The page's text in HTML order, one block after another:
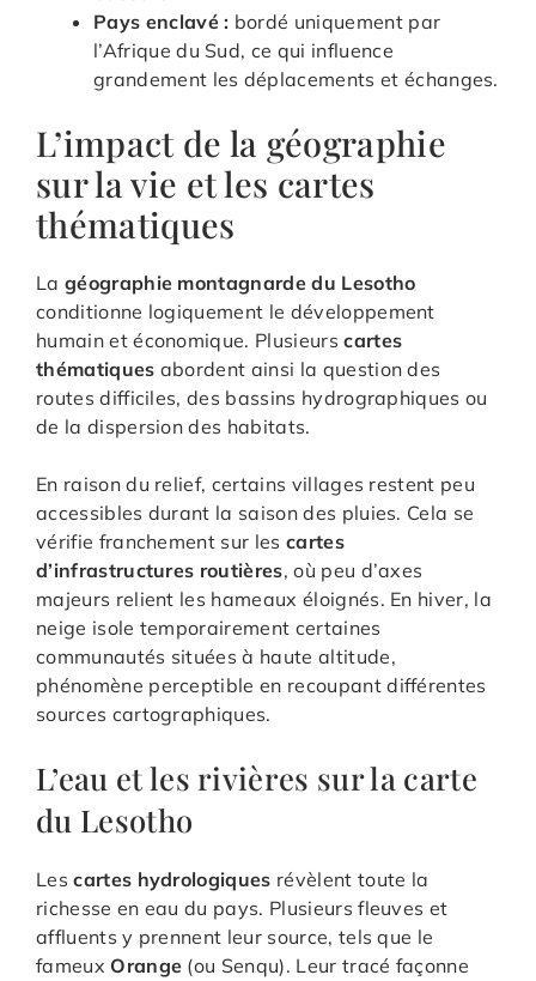
Pays enclavé : bordé uniquement par
l’Afrique du Sud, ce qui influence
grandement les déplacements et échanges.
L’impact de la géographie
sur la vie et les cartes
thématiques
La géographie montagnarde du Lesotho
conditionne logiquement le développement
humain et économique. Plusieurscartes
thématiques abordent ainsi la question des
routes difficiles, des bassins hydrographiques ou
de la dispersion des habitats.
En raison du relief, certains villages restent peu
accessibles durant la saison des pluies. Cela se
vérifie franchement sur les cartes
d’infrastructures routières, où peu d’axes
majeurs relient les hameaux éloignés. En hiver, la
neige isole temporairement certaines
communautés situées à haute altitude,
phénomène perceptible en recoupant différentes
sources cartographiques.
L’eau et les rivières sur la carte
du Lesotho
Lescartes hydrologiques révèlent toute la
richesse en eau du pays. Plusieurs fleuves et
affluents y prennent leur source, tels que le
fameux Orange (ou Senqu). Leur tracé façonne